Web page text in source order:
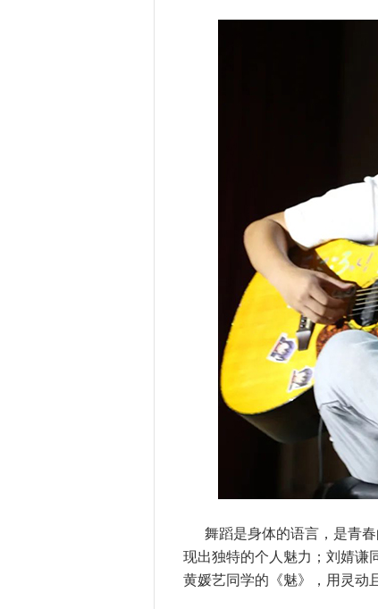
舞蹈是身体的语言，是青
现出独特的个人魅力；刘婧谦
黄媛艺同学的《魅》，用灵动